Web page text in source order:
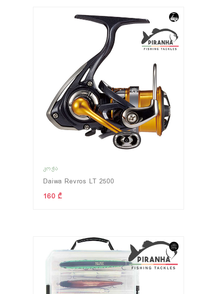
ᲙᲝᲭᲐ
Daiwa Revros LT 2500
160 ₾